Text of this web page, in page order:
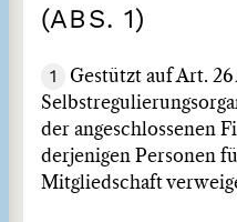
(ABS. 1)
1
Gestützt auf Art. 26
der angeschlossenen
derjenigen Personen
Mitgliedschaft